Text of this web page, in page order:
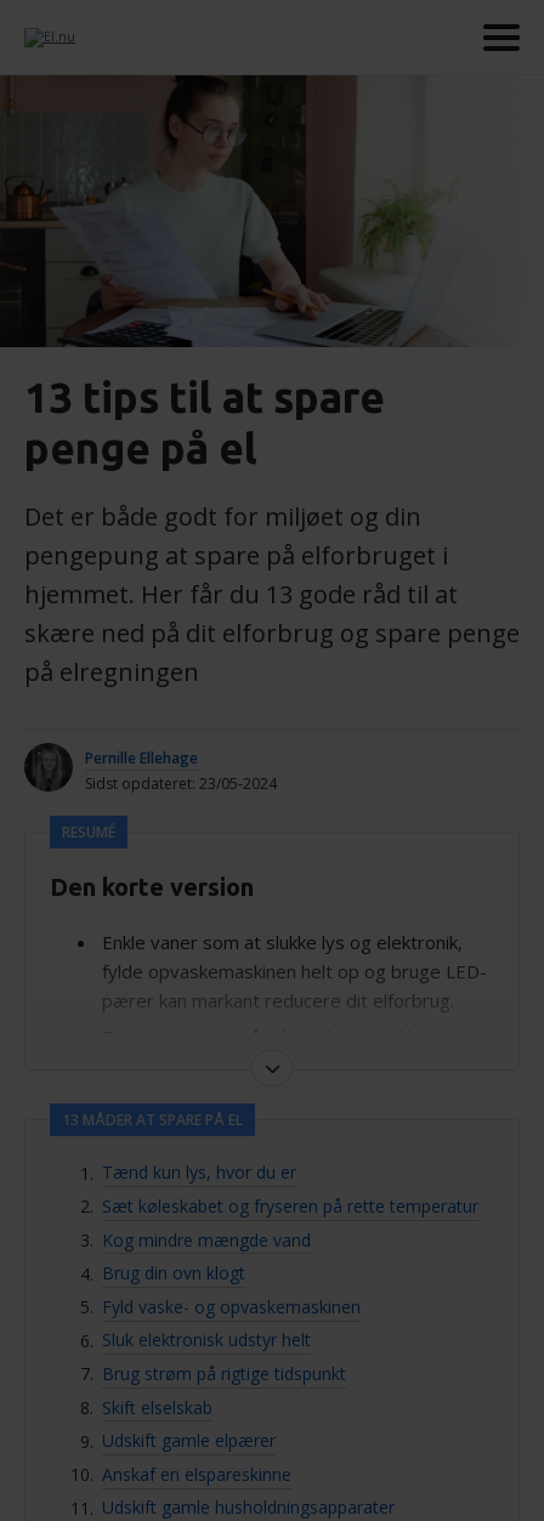
13 tips til at spare
penge på el
Det er både godt for miljøet og din
pengepung at spare på elforbruget i
hjemmet. Her får du 13 gode råd til at
skære ned på dit elforbrug og spare penge
på elregningen
Pernille Ellehage
Sidst opdateret: 23/05-2024
RESUMÉ
Den korte version
Enkle vaner som at slukke lys og elektronik,
fylde opvaskemaskinen helt op og bruge LED-
pærer kan markant reducere dit elforbrug.
priser, og overvej at skifte til et mere
besparelser.
Større investeringer som at købe
energibesparende apparater, en
elsparepumpe eller solcelleanlæg kan give
store besparelser på længere sigt.
13 MÅDER AT SPARE PÅ EL
Tænd kun lys, hvor du er
Sæt køleskabet og fryseren på rette temperatur
Kog mindre mængde vand
Brug din ovn klogt
Fyld vaske- og opvaskemaskinen
Sluk elektronisk udstyr helt
Brug strøm på rigtige tidspunkt
Skift elselskab
Udskift gamle elpærer
Anskaf en elspareskinne
Udskift gamle husholdningsapparater